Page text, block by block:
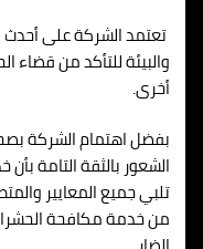
تعتمد الشركة على أحدث
والبيئة للتأكد من
أخرى.
بفضل اهتمام الشركة
الشعور بالثقة التامة
تلبي جميع المعايير
من خدمة مكافحة